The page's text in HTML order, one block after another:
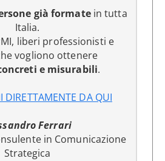
già formatein tutta
Italia.
liberi professionisti e
vogliono ottenere
e misurabili.
DIRETTAMENTE DA QUI
Ferrari
in Comunicazione
Strategica